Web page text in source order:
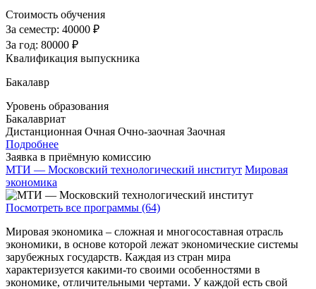
Стоимость обучения
За семестр: 40000 ₽
За год: 80000 ₽
Квалификация выпускника
Бакалавр
Уровень образования
Бакалавриат
Дистанционная Очная Очно-заочная Заочная
Подробнее
Заявка в приёмную комиссию
МТИ — Московский технологический институт Мировая
экономика
Посмотреть все программы (64)
Мировая экономика – сложная и многосоставная отрасль
экономики, в основе которой лежат экономические системы
зарубежных государств. Каждая из стран мира
характеризуется какими-то своими особенностями в
экономике, отличительными чертами. У каждой есть свой